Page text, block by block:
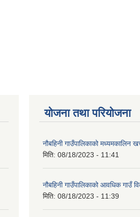
योजना तथा परियोजना
नौबहिनी गाउँपालिकाको मध्यमकालिन
मिति: 08/18/2023 - 11:41
नौबहिनी गाउँपालिकाको आवधिक गाउँ
मिति: 08/18/2023 - 11:39